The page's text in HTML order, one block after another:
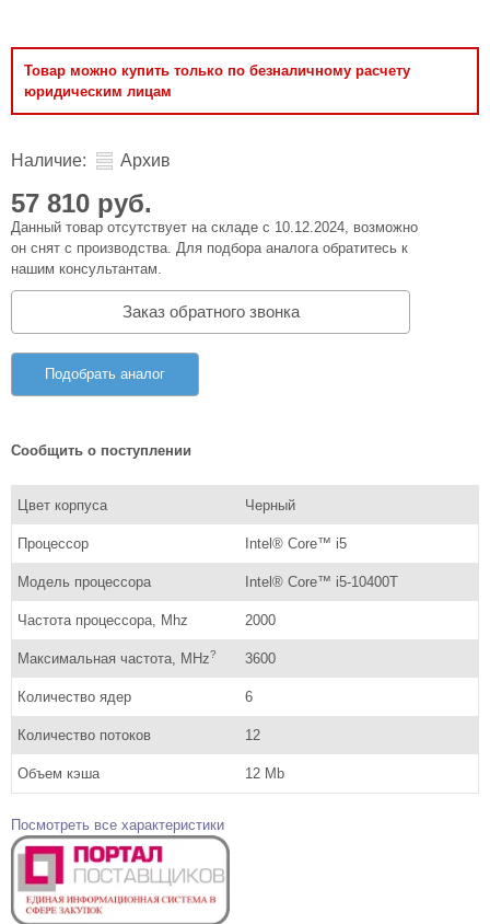
Товар можно купить только по безналичному расчету
юридическим лицам
Наличие: Архив
57 810 руб.
Данный товар отсутствует на складе с 10.12.2024, возможно
он снят с производства. Для подбора аналога обратитесь к
нашим консультантам.
Заказ обратного звонка
Подобрать аналог
Сообщить о поступлении
Цвет корпуса Черный
Процессор Intel® Core™ i5
Модель процессора Intel® Core™ i5-10400T
Частота процессора, Mhz 2000
Максимальная частота, MHz? 3600
Количество ядер 6
Количество потоков 12
Объем кэша 12 Mb
Посмотреть все характеристики